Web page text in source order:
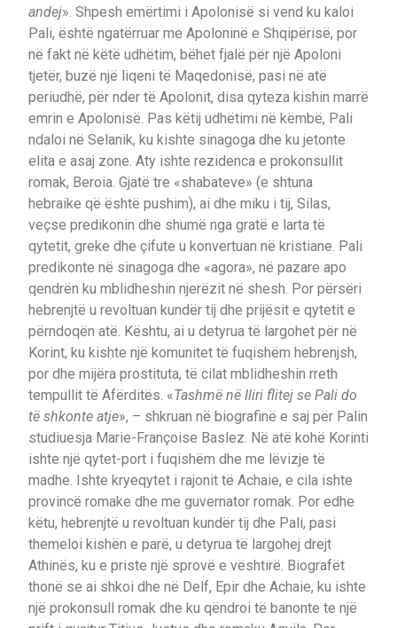
andej». Shpesh emërtimi i Apolonisë si vend ku kaloi
Pali, është ngatërruar me Apoloninë e Shqipërisë, por
në fakt në këtë udhëtim, bëhet fjalë për një Apoloni
tjetër, buzë një liqeni të Maqedonisë, pasi në atë
periudhë, për nder të Apolonit, disa qyteza kishin marrë
emrin e Apolonisë. Pas këtij udhëtimi në këmbë, Pali
ndaloi në Selanik, ku kishte sinagoga dhe ku jetonte
elita e asaj zone. Aty ishte rezidenca e prokonsullit
romak, Beroia. Gjatë tre «shabateve» (e shtuna
hebraike që është pushim), ai dhe miku i tij, Silas,
veçse predikonin dhe shumë nga gratë e larta të
qytetit, greke dhe çifute u konvertuan në kristiane. Pali
predikonte në sinagoga dhe «agora», në pazare apo
qendrën ku mblidheshin njerëzit në shesh. Por përsëri
hebrenjtë u revoltuan kundër tij dhe prijësit e qytetit e
përndoqën atë. Kështu, ai u detyrua të largohet për në
Korint, ku kishte një komunitet të fuqishëm hebrenjsh,
por dhe mijëra prostituta, të cilat mblidheshin rreth
tempullit të Afërditës. «Tashmë në Iliri flitej se Pali do
të shkonte atje», – shkruan në biografinë e saj për Palin
studiuesja Marie-Françoise Baslez. Në atë kohë Korinti
ishte një qytet-port i fuqishëm dhe me lëvizje të
madhe. Ishte kryeqytet i rajonit të Achaie, e cila ishte
provincë romake dhe me guvernator romak. Por edhe
këtu, hebrenjtë u revoltuan kundër tij dhe Pali, pasi
themeloi kishën e parë, u detyrua të largohej drejt
Athinës, ku e priste një sprovë e vështirë. Biografët
thonë se ai shkoi dhe në Delf, Epir dhe Achaie, ku ishte
një prokonsull romak dhe ku qëndroi të banonte te një